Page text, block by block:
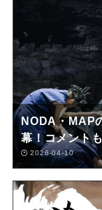
NODA・MAP
幕！コメント
2026-04-10